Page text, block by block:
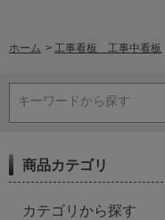
ホーム > 工事看板 工事中看板
キーワードから探す
商品カテゴリ
カテゴリから探す